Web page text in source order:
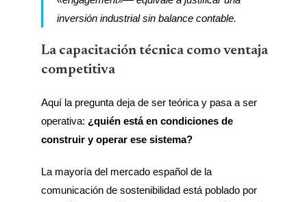
inversión industrial sin balance contable.
La capacitación técnica como ventaja
competitiva
Aquí la pregunta deja de ser teórica y pasa a ser
operativa: ¿quién está en condiciones de
construir y operar ese sistema?
La mayoría del mercado español de la
comunicación de sostenibilidad está poblado por